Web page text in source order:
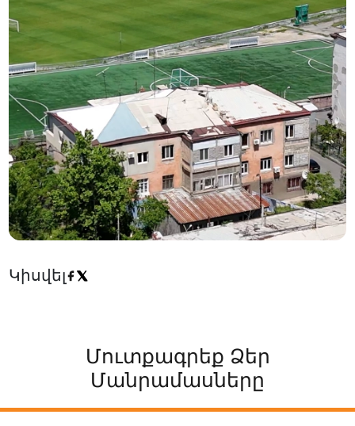
Կիսվել
Մուտքագրեք Ձեր
Մանրամասները